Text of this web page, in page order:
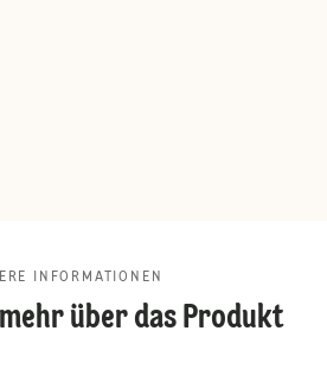
INFORMATIONEN
über das Produkt